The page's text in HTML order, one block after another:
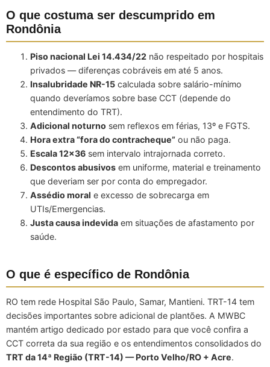
O que costuma ser descumprido em
Rondônia
Piso nacional Lei 14.434/22 não respeitado por hospitais
privados — diferenças cobráveis em até 5 anos.
Insalubridade NR-15 calculada sobre salário-mínimo
quando deveríamos sobre base CCT (depende do
entendimento do TRT).
Adicional noturno sem reflexos em férias, 13º e FGTS.
Hora extra “fora do contracheque” ou não paga.
Escala 12×36 sem intervalo intrajornada correto.
Descontos abusivos em uniforme, material e treinamento
que deveriam ser por conta do empregador.
Assédio moral e excesso de sobrecarga em
UTIs/Emergencias.
Justa causa indevida em situações de afastamento por
saúde.
O que é específico de Rondônia
RO tem rede Hospital São Paulo, Samar, Mantieni. TRT-14 tem
decisões importantes sobre adicional de plantões. A MWBC
mantém artigo dedicado por estado para que você confira a
CCT correta da sua região e os entendimentos consolidados do
TRT da 14ª Região (TRT-14) — Porto Velho/RO + Acre.